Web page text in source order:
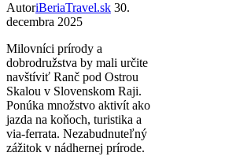
AutoriBeriaTravel.sk 30.
decembra 2025
Milovníci prírody a
dobrodružstva by mali určite
navštíviť Ranč pod Ostrou
Skalou v Slovenskom Raji.
Ponúka množstvo aktivít ako
jazda na koňoch, turistika a
via-ferrata. Nezabudnuteľný
zážitok v nádhernej prírode.